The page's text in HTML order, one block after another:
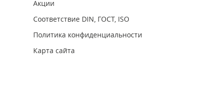
Акции
Соответствие DIN, ГОСТ, ISO
Политика конфиденциальности
Карта сайта